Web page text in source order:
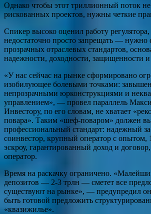
Однако чтобы этот триллионный поток
рискованных проектов, нужны четкие
Спикер высоко оценил работу
недостаточно просто запрещать — нужно
прозрачных отраслевых стандартов,
надежности, доходности, защищенности
«У нас сейчас на рынке сформировано
изобилующее болевыми точками:
непрозрачными юрконструкциями и
управлением», — провел параллель
Инвестору, по его словам, не хватает
повара». Таким «шеф-поваром» должен
профессиональный стандарт: надежный
соинвестор, крупный оператор с опытом,
эскроу, гарантированный доход и
оператор.
Время на раскачку ограничено.
депозитов — 2-3 трлн — сметет все
существуют на рынке», — предупредил
быть готовой предложить
«квазижилье».